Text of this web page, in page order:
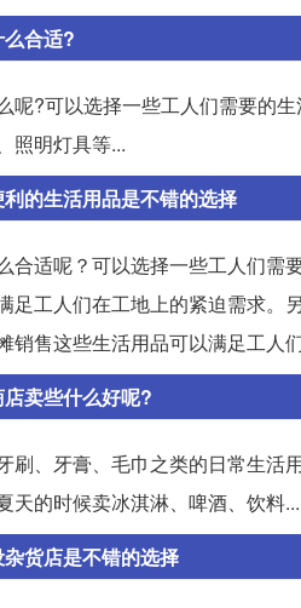
合适?
呢?可以选择一些工人们需要的
照明灯具等...
的生活用品是不错的选择
合适呢？可以选择一些工人们需
足工人们在工地上的紧迫需求。
销售这些生活用品可以满足工人
卖些什么好呢?
刷、牙膏、毛巾之类的日常生活
天的时候卖冰淇淋、啤酒、饮料...
货店是不错的选择